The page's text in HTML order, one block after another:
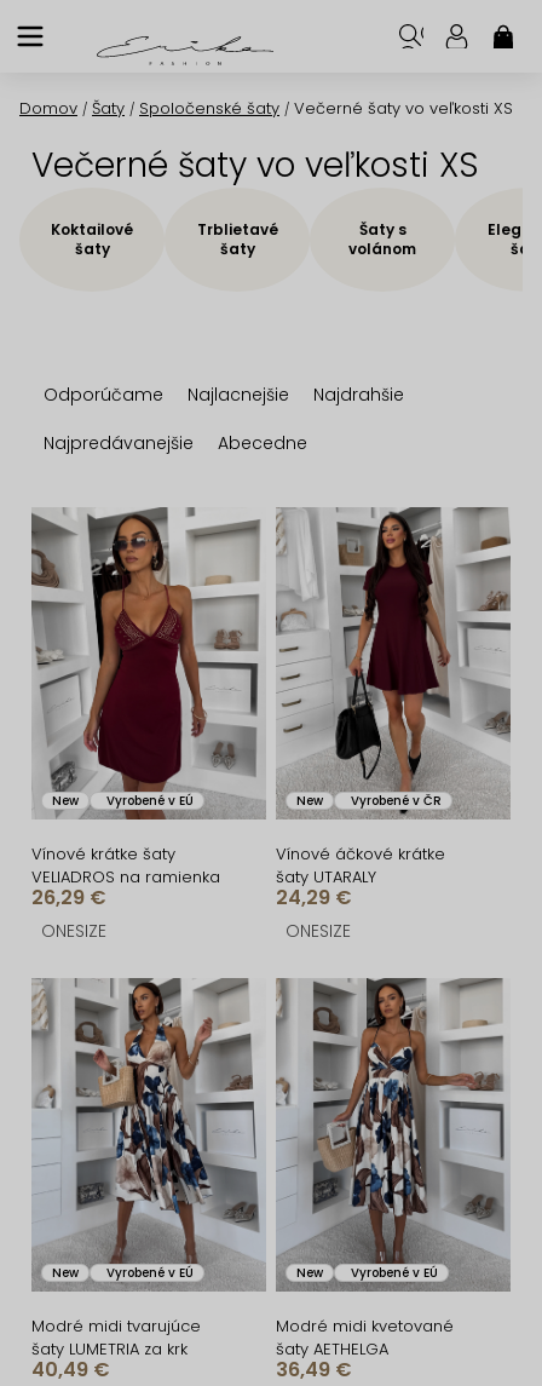
na
Domov / Šaty / Spoločenské šaty / Večerné šaty vo veľkosti XS
Večerné šaty vo veľkosti XS
Koktailové
šaty
Trblietavé
šaty
Šaty s
volánom
a
d
n
i
e
p
r
o
d
u
k
t
o
v
Odporúčame Najlacnejšie
Najdrahšie
Najpredávanejšie
Abecedne
V
ý
p
i
s
p
o
d
u
k
o
v
New Vyrobené v EÚ
Vínové krátke šaty
VELIADROS na ramienka
26,29 €
ONESIZE
New Vyrobené v ČR
Vínové áčkové krátke
šaty UTARALY
24,29 €
ONESIZE
New Vyrobené v EÚ
Modré midi tvarujúce
šaty LUMETRIA za krk
40,49 €
New Vyrobené v EÚ
Modré midi kvetované
šaty AETHELGA
36,49 €